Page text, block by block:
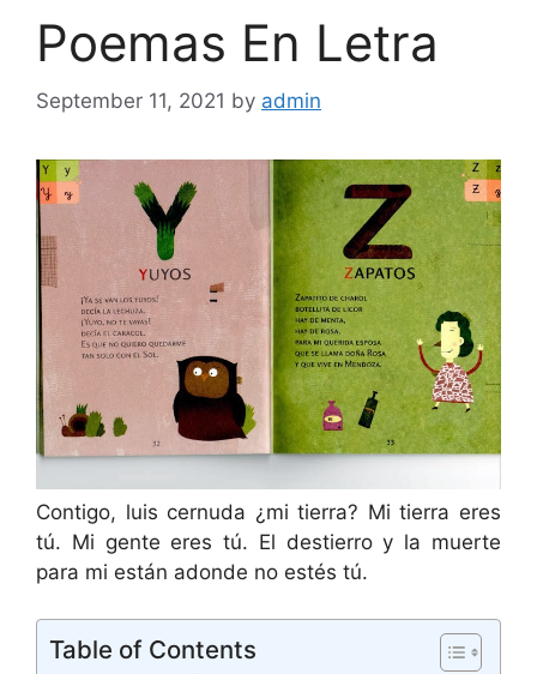
Poemas En Letra
September 11, 2021 by admin
Contigo, luis cernuda ¿mi tierra? Mi tierra eres
tú. Mi gente eres tú. El destierro y la muerte
para mi están adonde no estés tú.
Table of Contents